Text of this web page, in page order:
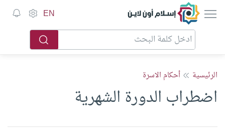
إسلام أون لاين EN
الرئيسية أحكام الاسرة
اضطراب الدورة الشهرية